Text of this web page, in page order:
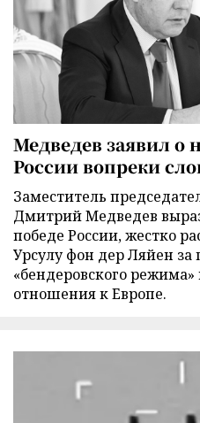
Медведев заявил о
России вопреки
Заместитель
Дмитрий Медведев
победе России, жестко
Урсулу фон дер Ляйен
«бендеровского режима»
отношения к Европе.